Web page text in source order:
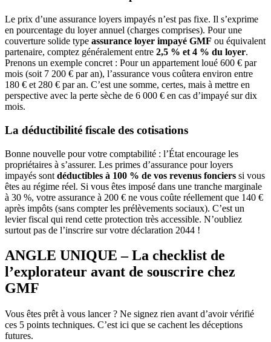
Le prix d’une assurance loyers impayés n’est pas fixe. Il s’exprime
en pourcentage du loyer annuel (charges comprises). Pour une
couverture solide type assurance loyer impayé GMF ou équivalent
partenaire, comptez généralement entre 2,5 % et 4 % du loyer.
Prenons un exemple concret : Pour un appartement loué 600 € par
mois (soit 7 200 € par an), l’assurance vous coûtera environ entre
180 € et 280 € par an. C’est une somme, certes, mais à mettre en
perspective avec la perte sèche de 6 000 € en cas d’impayé sur dix
mois.
La déductibilité fiscale des cotisations
Bonne nouvelle pour votre comptabilité : l’État encourage les
propriétaires à s’assurer. Les primes d’assurance pour loyers
impayés sont déductibles à 100 % de vos revenus fonciers si vous
êtes au régime réel. Si vous êtes imposé dans une tranche marginale
à 30 %, votre assurance à 200 € ne vous coûte réellement que 140 €
après impôts (sans compter les prélèvements sociaux). C’est un
levier fiscal qui rend cette protection très accessible. N’oubliez
surtout pas de l’inscrire sur votre déclaration 2044 !
ANGLE UNIQUE – La checklist de
l’explorateur avant de souscrire chez
GMF
Vous êtes prêt à vous lancer ? Ne signez rien avant d’avoir vérifié
ces 5 points techniques. C’est ici que se cachent les déceptions
futures.